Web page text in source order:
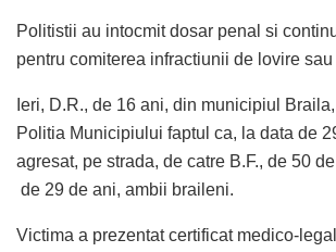
Politistii au intocmit dosar penal si
pentru comiterea infractiunii de lovire
Ieri, D.R., de 16 ani, din municipiul
Politia Municipiului faptul ca, la data de
agresat, pe strada, de catre B.F., de 50
de 29 de ani, ambii braileni.
Victima a prezentat certificat medico-